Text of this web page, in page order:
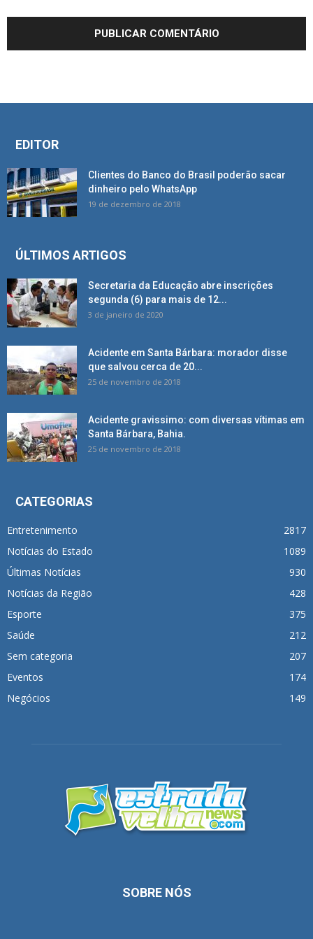
EDITOR
Clientes do Banco do Brasil poderão sacar
dinheiro pelo WhatsApp
19 de dezembro de 2018
ÚLTIMOS ARTIGOS
Secretaria da Educação abre inscrições
segunda (6) para mais de 12...
3 de janeiro de 2020
Acidente em Santa Bárbara: morador disse
que salvou cerca de 20...
25 de novembro de 2018
Acidente gravissimo: com diversas vítimas em
Santa Bárbara, Bahia.
25 de novembro de 2018
CATEGORIAS
Entretenimento
2817
Notícias do Estado
1089
Últimas Notícias
930
Notícias da Região
428
Esporte
375
Saúde
212
Sem categoria
207
Eventos
174
Negócios
149
SOBRE NÓS